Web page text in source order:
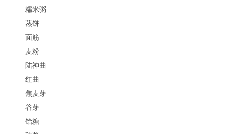
糯米粥
蒸饼
面筋
麦粉
陆神曲
红曲
焦麦芽
谷芽
饴糖